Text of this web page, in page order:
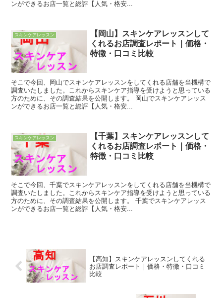
ンができるお店一覧と総評【人気・格安...
スキンケアレッスン
【岡山】スキンケアレッスンして
くれるお店調査レポート｜価格・
特徴・口コミ比較
そこで今回、岡山でスキンケアレッスンをしてくれる店舗を当機構で
調査いたしました。これからスキンケア指導を受けようと思っている
方のために、その調査結果を公開します。 岡山でスキンケアレッス
ンができるお店一覧と総評【人気・格安...
スキンケアレッスン
【千葉】スキンケアレッスンして
くれるお店調査レポート｜価格・
特徴・口コミ比較
そこで今回、千葉でスキンケアレッスンをしてくれる店舗を当機構で
調査いたしました。これからスキンケア指導を受けようと思っている
方のために、その調査結果を公開します。 千葉でスキンケアレッス
ンができるお店一覧と総評【人気・格安...
【高知】スキンケアレッスンしてくれる
お店調査レポート｜価格・特徴・口コミ
比較